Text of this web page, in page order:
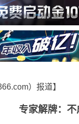
）报道】
专家解牌：